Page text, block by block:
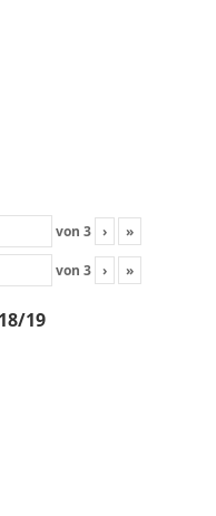
von 3 › »
von 3 › »
19